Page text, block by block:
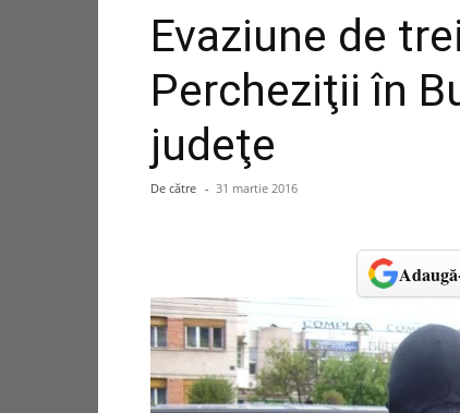
Evaziune de
Percheziţii în
judeţe
De către - 31 martie 2016